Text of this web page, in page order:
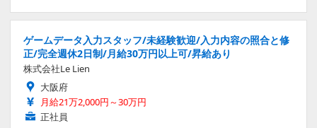
ゲームデータ入力スタッフ/未経験歓迎/入力内容の照合と修
正/完全週休2日制/月給30万円以上可/昇給あり
株式会社Le Lien
大阪府
月給21万2,000円～30万円
正社員